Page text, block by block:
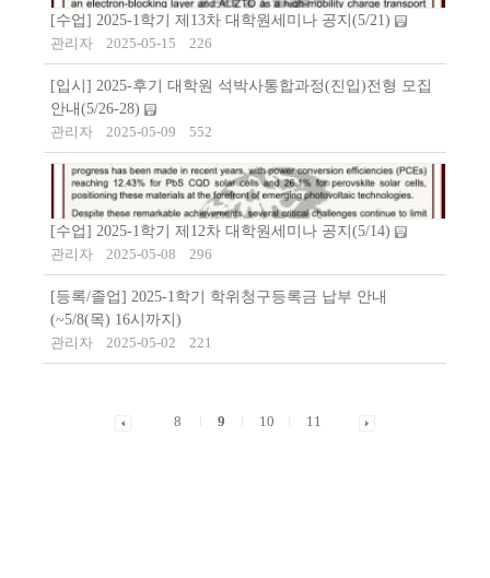
[수업] 2025-1학기 제13차 대학원세미나 공지(5/21)
관리자
2025-05-15 226
[입시] 2025-후기 대학원 석박사통합과정(진입)전형 모집
안내(5/26-28)
관리자
2025-05-09 552
[수업] 2025-1학기 제12차 대학원세미나 공지(5/14)
관리자
2025-05-08 296
[등록/졸업] 2025-1학기 학위청구등록금 납부 안내
(~5/8(목) 16시까지)
관리자
2025-05-02 221
8 9 10 11